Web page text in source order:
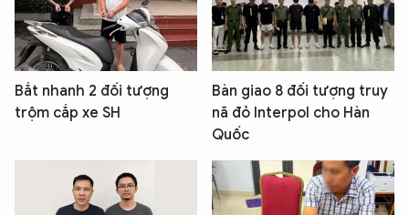
Bắt nhanh 2 đối tượng
trộm cắp xe SH
Bàn giao 8 đối tượng truy
nã đỏ Interpol cho Hàn
Quốc